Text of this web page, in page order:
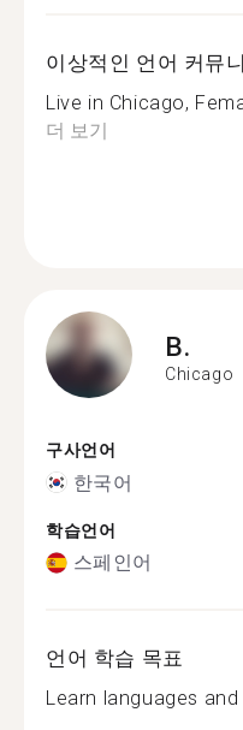
이상적인 언어 커뮤
Live in Chicago,
더 보기
B.
Chicago
구사언어
한국어
학습언어
스페인어
언어 학습 목표
Learn languages